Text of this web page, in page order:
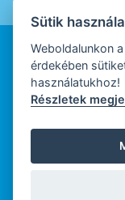
Sütik
Weboldalunkon
érdekében
használatukhoz!
Részletek